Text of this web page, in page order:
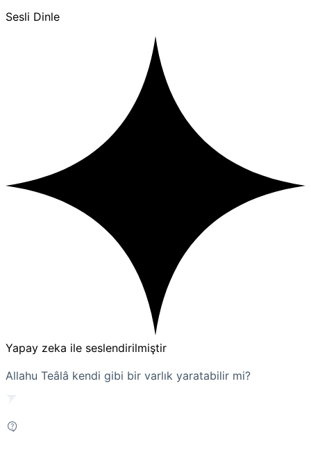
Sesli Dinle
Yapay zeka ile seslendirilmiştir
Allahu Teâlâ kendi gibi bir varlık yaratabilir mi?